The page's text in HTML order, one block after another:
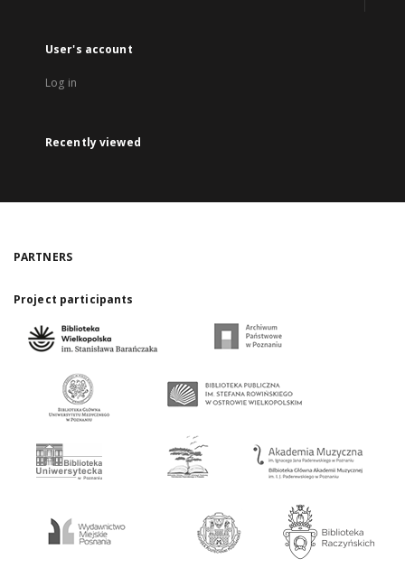
User's account
Log in
Recently viewed
PARTNERS
Project participants